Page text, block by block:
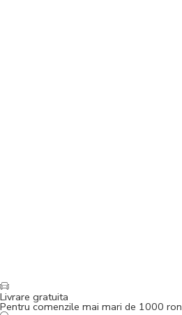
Livrare gratuita
Pentru comenzile mai mari de 1000 ron